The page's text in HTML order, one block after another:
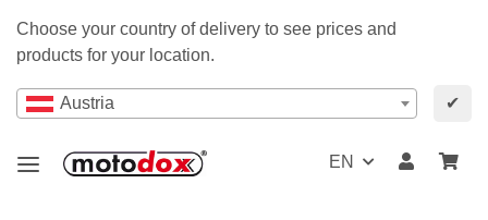
Choose your country of delivery to see prices and
products for your location.
Austria ✔
EN